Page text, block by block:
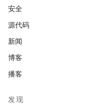
安全
源代码
新闻
博客
播客
发现